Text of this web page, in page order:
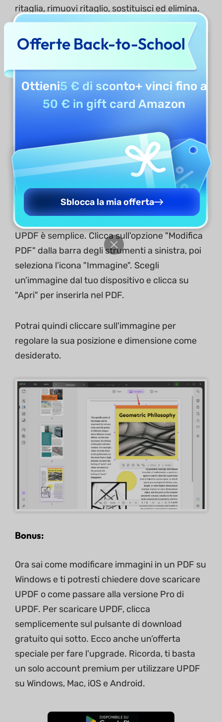
ritaglia, rimuovi ritaglio, sostituisci ed elimina.
2. Aggiungere un’immagine
Aggiungere immagini a un PDF utilizzando
UPDF è semplice. Clicca sull'opzione "Modifica
PDF" dalla barra degli strumenti a sinistra, poi
seleziona l'icona "Immagine". Scegli
un'immagine dal tuo dispositivo e clicca su
"Apri" per inserirla nel PDF.
Potrai quindi cliccare sull'immagine per
regolare la sua posizione e dimensione come
desiderato.
Bonus:
Ora sai come modificare immagini in un PDF su
Windows e ti potresti chiedere dove scaricare
UPDF o come passare alla versione Pro di
UPDF. Per scaricare UPDF, clicca
semplicemente sul pulsante di download
gratuito qui sotto. Ecco anche un’offerta
speciale per fare l'upgrade. Ricorda, ti basta
un solo account premium per utilizzare UPDF
su Windows, Mac, iOS e Android.
Offerte Back-to-School
Ottieni5 € di sconto+ vinci fino a
50 € in gift card Amazon
Sblocca la mia offerta